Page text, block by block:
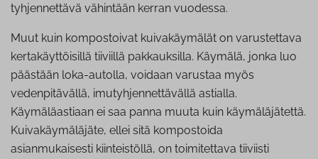
tyhjennettävä vähintään kerran vuodessa.
Muut kuin kompostoivat kuivakäymälät on varustettava
kertakäyttöisillä tiiviillä pakkauksilla. Käymälä, jonka luo
päästään loka-autolla, voidaan varustaa myös
vedenpitävällä, imutyhjennettävällä astialla.
Käymäläastiaan ei saa panna muuta kuin käymäläjätettä.
Kuivakäymäläjäte, ellei sitä kompostoida
asianmukaisesti kiinteistöllä, on toimitettava tiiviisti